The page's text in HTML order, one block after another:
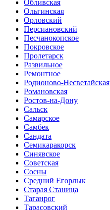
Обливская
Ольгинская
Орловский
Персиановский
Песчанокопское
Покровское
Пролетарск
Развильное
Ремонтное
Родионово-Несветайская
Романовская
Ростов-на-Дону
Сальск
Самарское
Самбек
Сандата
Семикаракорск
Синявское
Советская
Сосны
Средний Егорлык
Старая Станица
Таганрог
Тарасовский